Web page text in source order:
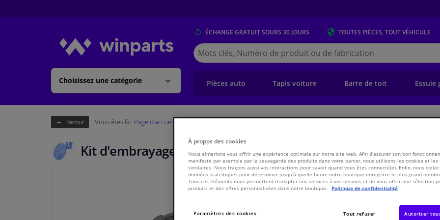
Choisissez une catégorie
ÉCHANGE GRATUITSOURS 30 JOURS TOUTES PIÈCES, TOUT VÉHICULE
Chercher
Winparts.be
(Wallonie)
Pièces auto Tapis voiture Barre de toit Essuie
Retour Vous êtes là: Page d’accueil
Kit d'embrayage ADC43091 Blue Print
€ 73,03 TTC
Voir les
À propos des cookies
Nous aimerions vous offrir une expérience optimale sur notre site web. Afin d'assurer son bon
manifeste par exemple par la sauvegarde des produits dans votre panier, nous utilisons les cookies et les
similaires. Nous traçons aussi vos interactions pour savoir quand vous êtes connecté(e). Enfin, nous
données statistiques pour déterminer jusqu'à quelle heure notre boutique enregistre le plus grand
Tous ces éléments nous permettent d'adapter nos services à vos besoins et de vous offrir une sélection
produits et des offres personnalisées dans notre boutique.
Politique de confidentialité
Paramètres des cookies Tout refuser Autoriser